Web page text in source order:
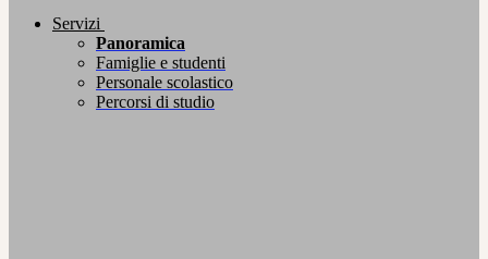
Servizi
Panoramica
Famiglie e studenti
Personale scolastico
Percorsi di studio